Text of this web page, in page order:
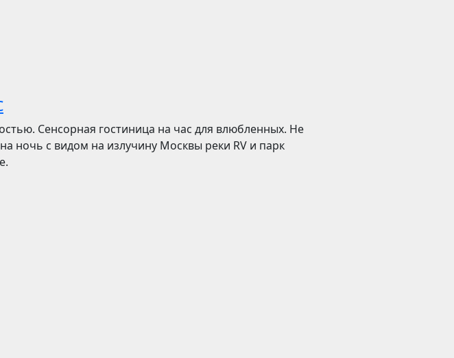
Сенсорная гостиница на час для влюбленных. Не
ночь с видом на излучину Москвы реки RV и парк